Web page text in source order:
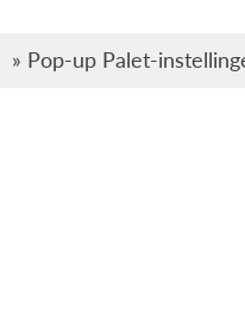
» Pop-up Palet-